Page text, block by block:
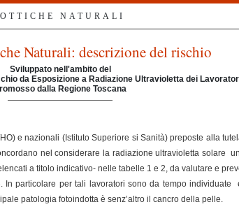
NATURALI
Naturali: descrizione del rischio
Sviluppato nell'ambito del
da Esposizione a Radiazione Ultravioletta dei
dalla Regione Toscana
e nazionali (Istituto Superiore si Sanità) preposte alla
nel considerare la radiazione ultravioletta solare
a titolo indicativo- nelle tabelle 1 e 2, da valutare e
particolare per tali lavoratori sono da tempo individuate
patologia fotoindotta è senz’altro il cancro della pelle.